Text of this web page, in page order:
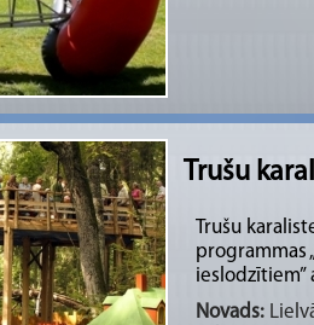
Trušu
Trušu
programmas
ieslodzītiem”
Novads: